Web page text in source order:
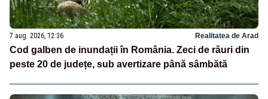
7 aug. 2026, 12:36 Realitatea de Arad
Cod galben de inundații în România. Zeci de râuri din
peste 20 de județe, sub avertizare până sâmbătă